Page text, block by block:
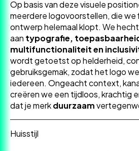
Op basis van deze visuele
meerdere logovoorstellen, die
ontwerp helemaal klopt. We
aan typografie,
multifunctionaliteit en
wordt getoetst op helderheid,
gebruiksgemak, zodat het logo
iedereen. Ongeacht context,
creëren we een tijdloos, krachtig
dat je merkduurzaam
Huisstijl